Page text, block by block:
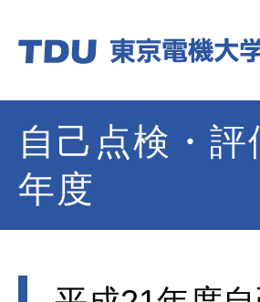
自己点検・
年度